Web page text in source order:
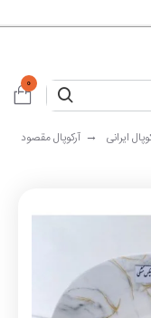
0
ایرانی
آرکوپال مقصود